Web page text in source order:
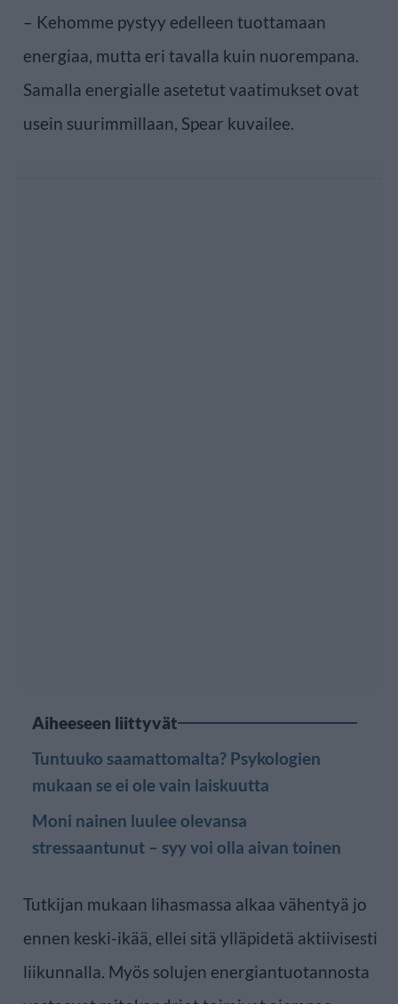
– Kehomme pystyy edelleen tuottamaan
energiaa, mutta eri tavalla kuin nuorempana.
Samalla energialle asetetut vaatimukset ovat
usein suurimmillaan, Spear kuvailee.
Aiheeseen liittyvät
Tuntuuko saamattomalta? Psykologien
mukaan se ei ole vain laiskuutta
Moni nainen luulee olevansa
stressaantunut – syy voi olla aivan toinen
Tutkijan mukaan lihasmassa alkaa vähentyä jo
ennen keski-ikää, ellei sitä ylläpidetä aktiivisesti
liikunnalla. Myös solujen energiantuotannosta